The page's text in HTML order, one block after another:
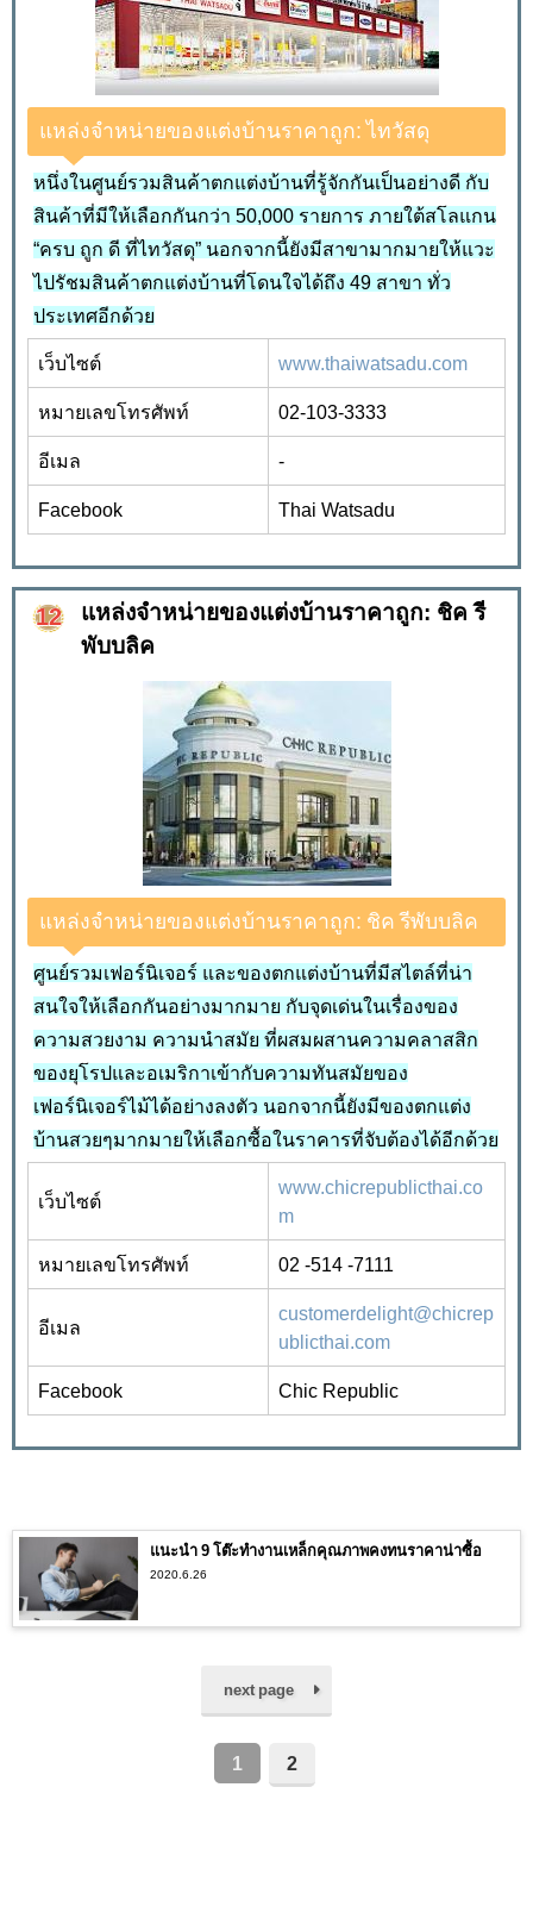
แหล่งจำหน่ายของแต่งบ้านราคาถูก: ไทวัสดุ
หนึ่งในศูนย์รวมสินค้าตกแต่งบ้านที่รู้จักกันเป็นอย่างดี กับ
สินค้าที่มีให้เลือกกันกว่า 50,000 รายการ ภายใต้สโลแกน
“ครบ ถูก ดี ที่ไทวัสดุ” นอกจากนี้ยังมีสาขามากมายให้แวะ
ไปรัชมสินค้าตกแต่งบ้านที่โดนใจได้ถึง 49 สาขา ทั่ว
ประเทศอีกด้วย
เว็บไซต์ www.thaiwatsadu.com
หมายเลขโทรศัพท์ 02-103-3333
อีเมล -
Facebook Thai Watsadu
แหล่งจำหน่ายของแต่งบ้านราคาถูก: ชิค รี
พับบลิค
แหล่งจำหน่ายของแต่งบ้านราคาถูก: ชิค รีพับบลิค
ศูนย์รวมเฟอร์นิเจอร์ และของตกแต่งบ้านที่มีสไตล์ที่น่า
สนใจให้เลือกกันอย่างมากมาย กับจุดเด่นในเรื่องของ
ความสวยงาม ความนำสมัย ที่ผสมผสานความคลาสสิก
ของยุโรปและอเมริกาเข้ากับความทันสมัยของ
เฟอร์นิเจอร์ไม้ได้อย่างลงตัว นอกจากนี้ยังมีของตกแต่ง
บ้านสวยๆมากมายให้เลือกซื้อในราคารที่จับต้องได้อีกด้วย
เว็บไซต์
www.chicrepublicthai.co
m
หมายเลขโทรศัพท์ 02 -514 -7111
อีเมล
customerdelight@chicrep
ublicthai.com
Facebook Chic Republic
แนะนำ 9 โต๊ะทํางานเหล็กคุณภาพคงทนราคาน่าซื้อ
2020.6.26
next page
1 2